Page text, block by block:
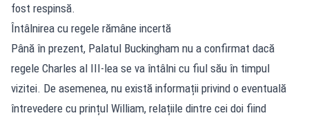
fost respinsă.
Întâlnirea cu regele rămâne incertă
Până în prezent, Palatul Buckingham nu a confirmat dacă
regele Charles al III-lea se va întâlni cu fiul său în timpul
vizitei. De asemenea, nu există informații privind o eventuală
întrevedere cu prințul William, relațiile dintre cei doi fiind